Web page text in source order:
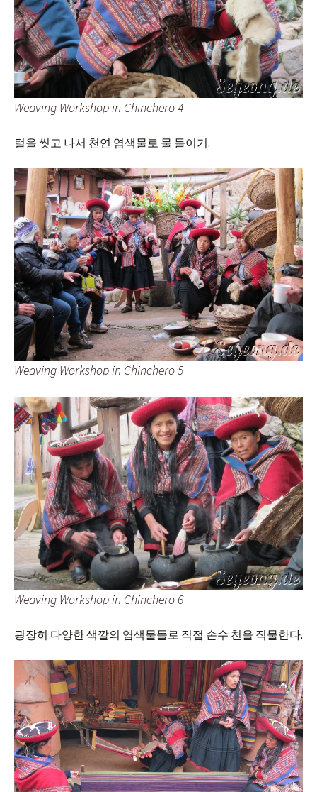
Weaving Workshop in Chinchero 4
털을 씻고 나서 천연 염색물로 물 들이기.
Weaving Workshop in Chinchero 5
Weaving Workshop in Chinchero 6
굉장히 다양한 색깔의 염색물들로 직접 손수 천을 직물한다.